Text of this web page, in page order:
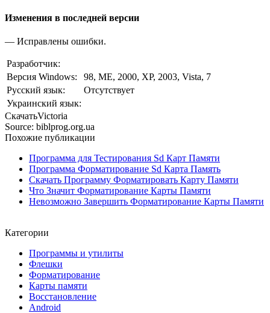
Изменения в последней версии
— Исправлены ошибки.
Разработчик:
Версия Windows:
98, ME, 2000, XP, 2003, Vista, 7
Русский язык:
Отсутствует
Украинский язык:
СкачатьVictoria
Source: biblprog.org.ua
Похожие публикации
Программа для Тестирования Sd Карт Памяти
Программа Форматирование Sd Карта Память
Скачать Программу Форматировать Карту Памяти
Что Значит Форматирование Карты Памяти
Невозможно Завершить Форматирование Карты Памяти
Категории
Программы и утилиты
Флешки
Форматирование
Карты памяти
Восстановление
Android